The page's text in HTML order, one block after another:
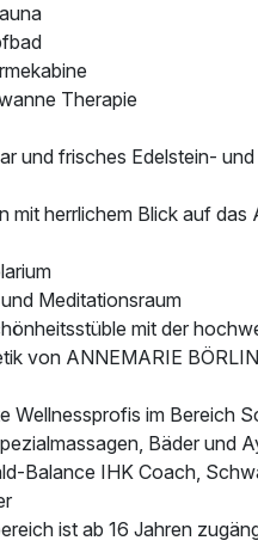
Therapie
und frisches Edelstein-
mit herrlichem Blick auf das
Meditationsraum
mit der
von ANNEMARIE
Wellnessprofis im Bereich
Bäder und
Balance IHK Coach,
ist ab 16 Jahren